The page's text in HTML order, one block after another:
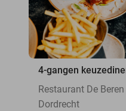
4-gangen
Restaurant De
Dordrecht